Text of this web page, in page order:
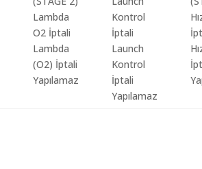
Lambda
(O2) İptali
Yapılamaz
Launch
Kontrol
İptali
Yapılamaz